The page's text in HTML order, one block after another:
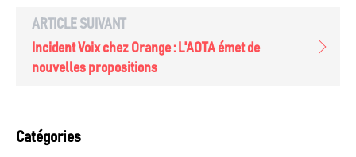
ARTICLE SUIVANT
Incident Voix chez Orange : L'AOTA émet de
nouvelles propositions
Catégories